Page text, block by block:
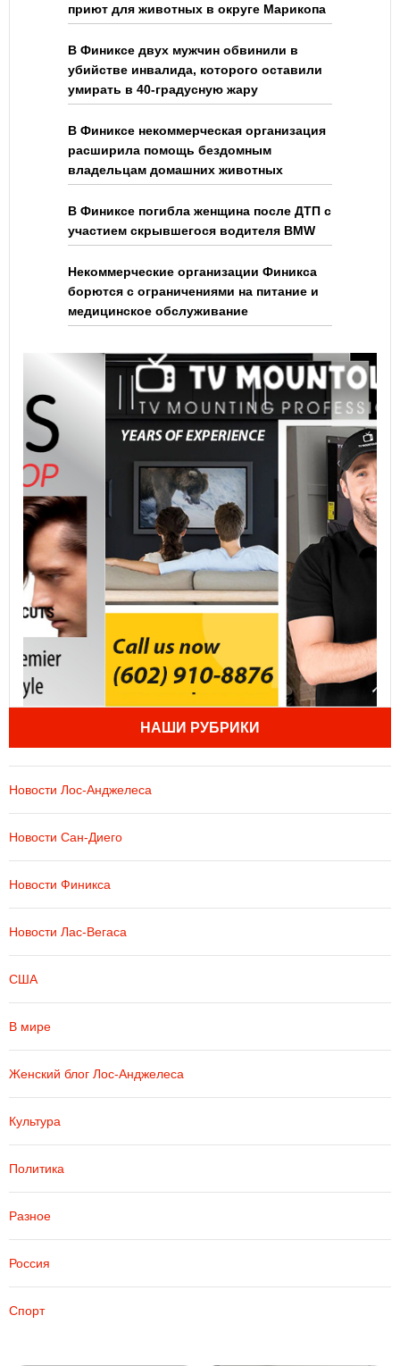
приют для животных в округе Марикопа
В Финиксе двух мужчин обвинили в
убийстве инвалида, которого оставили
умирать в 40-градусную жару
В Финиксе некоммерческая организация
расширила помощь бездомным
владельцам домашних животных
В Финиксе погибла женщина после ДТП с
участием скрывшегося водителя BMW
Некоммерческие организации Финикса
борются с ограничениями на питание и
медицинское обслуживание
НАШИ РУБРИКИ
Новости Лос-Анджелеса
Новости Сан-Диего
Новости Финикса
Новости Лас-Вегаса
США
В мире
Женский блог Лос-Анджелеса
Культура
Политика
Разное
Россия
Спорт